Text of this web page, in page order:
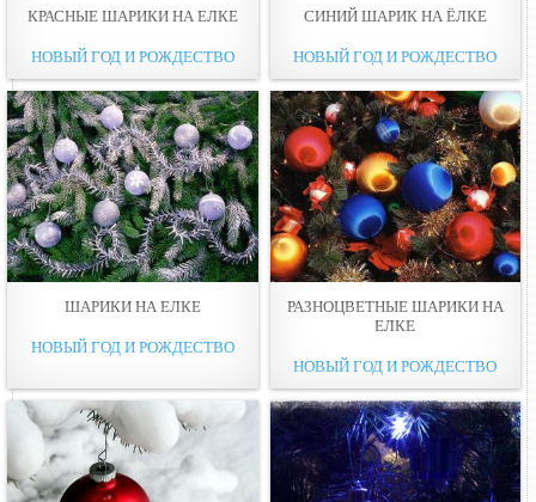
КРАСНЫЕ ШАРИКИ НА ЕЛКЕ
НОВЫЙ ГОД И РОЖДЕСТВО
СИНИЙ ШАРИК НА ЁЛКЕ
НОВЫЙ ГОД И РОЖДЕСТВО
ШАРИКИ НА ЕЛКЕ
НОВЫЙ ГОД И РОЖДЕСТВО
РАЗНОЦВЕТНЫЕ ШАРИКИ НА
ЕЛКЕ
НОВЫЙ ГОД И РОЖДЕСТВО